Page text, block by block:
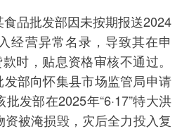
品批发部因未按期报送2024
经营异常名录，导致其在申
时，贴息资格审核不通过。
部向怀集县市场监管局申请
发部在2025年“6·17”特大洪
被淹损毁，灾后全力投入复